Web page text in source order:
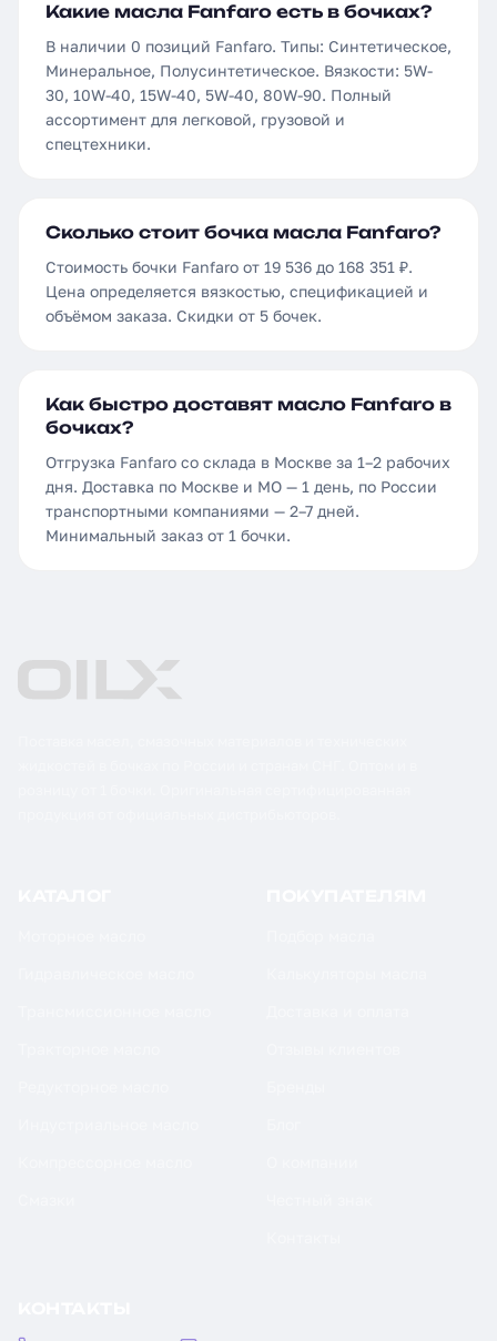
Какие масла Fanfaro есть в бочках?
В наличии 0 позиций Fanfaro. Типы: Синтетическое,
Минеральное, Полусинтетическое. Вязкости: 5W-
30, 10W-40, 15W-40, 5W-40, 80W-90. Полный
ассортимент для легковой, грузовой и
спецтехники.
Сколько стоит бочка масла Fanfaro?
Стоимость бочки Fanfaro от 19 536 до 168 351 ₽.
Цена определяется вязкостью, спецификацией и
объёмом заказа. Скидки от 5 бочек.
Как быстро доставят масло Fanfaro в
бочках?
Отгрузка Fanfaro со склада в Москве за 1–2 рабочих
дня. Доставка по Москве и МО — 1 день, по России
транспортными компаниями — 2–7 дней.
Минимальный заказ от 1 бочки.